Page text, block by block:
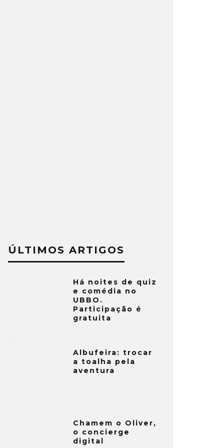
ÚLTIMOS ARTIGOS
Há noites de quiz
e comédia no
UBBO.
Participação é
gratuita
Albufeira: trocar
a toalha pela
aventura
Chamem o Oliver,
o concierge
digital